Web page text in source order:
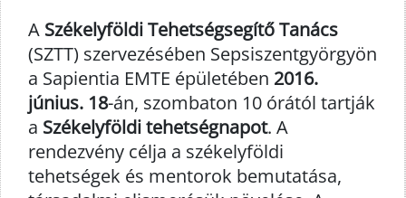
A Székelyföldi Tehetségsegítő Tanács
(SZTT) szervezésében Sepsiszentgyörgyön
a Sapientia EMTE épületében 2016.
június. 18-án, szombaton 10 órától tartják
a Székelyföldi tehetségnapot. A
rendezvény célja a székelyföldi
tehetségek és mentorok bemutatása,